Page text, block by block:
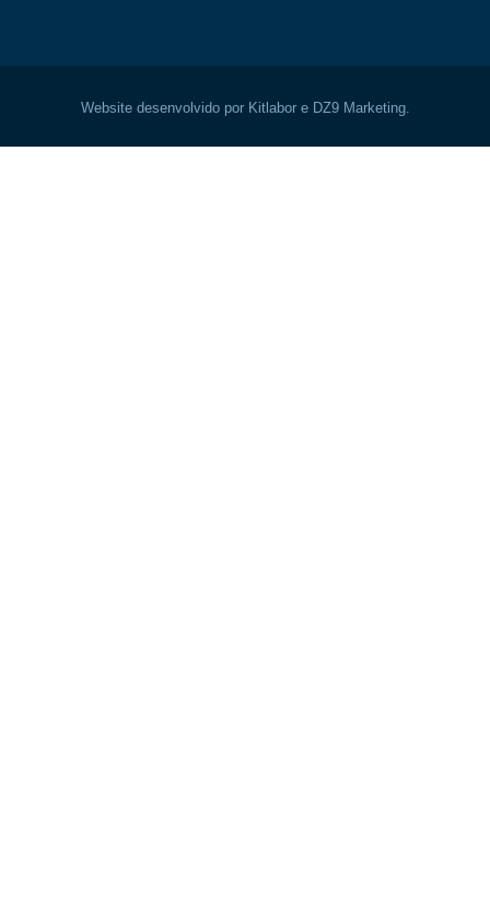
Website desenvolvido por Kitlabor e DZ9 Marketing.